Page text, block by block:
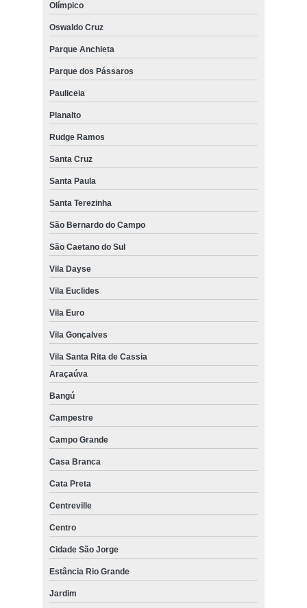
Olímpico
Oswaldo Cruz
Parque Anchieta
Parque dos Pássaros
Pauliceia
Planalto
Rudge Ramos
Santa Cruz
Santa Paula
Santa Terezinha
São Bernardo do Campo
São Caetano do Sul
Vila Dayse
Vila Euclides
Vila Euro
Vila Gonçalves
Vila Santa Rita de Cassia
Araçaúva
Bangú
Campestre
Campo Grande
Casa Branca
Cata Preta
Centreville
Centro
Cidade São Jorge
Estância Rio Grande
Jardim